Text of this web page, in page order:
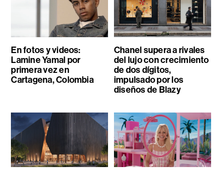
En fotos y videos:
Lamine Yamal por
primera vez en
Cartagena, Colombia
Chanel supera a rivales
del lujo con crecimiento
de dos dígitos,
impulsado por los
diseños de Blazy